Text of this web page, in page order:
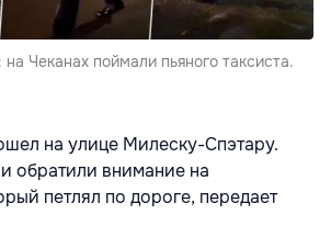
на Чеканах поймали пьяного таксиста.
на улице Милеску-Спэтару.
обратили внимание на
петлял по дороге, передает